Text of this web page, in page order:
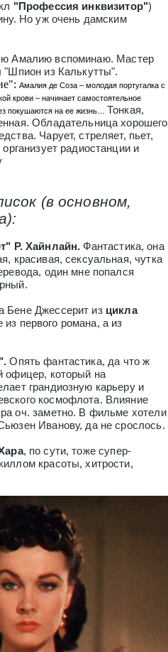
"Профессия инквизитор")
Но уж очень дамским
Амалию вспоминаю. Мастер
"Шпион из Калькутты".
Амалия де Соза – молодая португалка с
крови – начинает самостоятельное
покушаются на ее жизнь… Тонкая,
Обладательница хорошего
Чарует, стреляет, пьет,
радиостанции и
(в основном,
Р. Хайнлайн. Фантастика, она
красивая, сексуальная, чутка
один мне попался
Бене Джессерит из цикла
из первого романа, а из
Опять фантастика, да что ж
офицер, который на
грандиозную карьеру и
космофлота. Влияние
оч. заметно. В фильме хотели
Иванову, да не срослось.
, по сути, тоже супер-
красоты, хитрости,